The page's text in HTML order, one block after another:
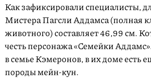
Как зафиксировали специалисты,
Мистера Пагсли Аддамса (полная
животного) составляет 46,99 см.
честь персонажа «Семейки
в семье Кэмеронов, в их доме есть
породы мейн-кун.